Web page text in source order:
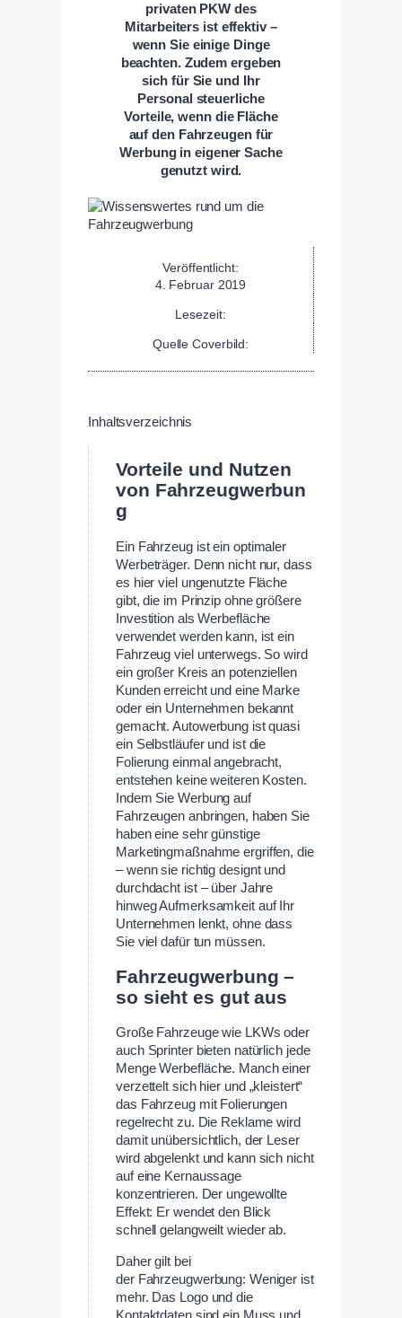
privaten PKW des
Mitarbeiters ist effektiv –
wenn Sie einige Dinge
beachten. Zudem ergeben
sich für Sie und Ihr
Personal steuerliche
Vorteile, wenn die Fläche
auf den Fahrzeugen für
Werbung in eigener Sache
genutzt wird.
Veröffentlicht:
4. Februar 2019
Lesezeit:
Quelle Coverbild:
Inhaltsverzeichnis
Vorteile und Nutzen
von Fahrzeugwerbun
g
Ein Fahrzeug ist ein optimaler
Werbeträger. Denn nicht nur, dass
es hier viel ungenutzte Fläche
gibt, die im Prinzip ohne größere
Investition als Werbefläche
verwendet werden kann, ist ein
Fahrzeug viel unterwegs. So wird
ein großer Kreis an potenziellen
Kunden erreicht und eine Marke
oder ein Unternehmen bekannt
gemacht. Autowerbung ist quasi
ein Selbstläufer und ist die
Folierung einmal angebracht,
entstehen keine weiteren Kosten.
Indem Sie Werbung auf
Fahrzeugen anbringen, haben Sie
haben eine sehr günstige
Marketingmaßnahme ergriffen, die
– wenn sie richtig designt und
durchdacht ist – über Jahre
hinweg Aufmerksamkeit auf Ihr
Unternehmen lenkt, ohne dass
Sie viel dafür tun müssen.
Fahrzeugwerbung –
so sieht es gut aus
Große Fahrzeuge wie LKWs oder
auch Sprinter bieten natürlich jede
Menge Werbefläche. Manch einer
verzettelt sich hier und „kleistert“
das Fahrzeug mit Folierungen
regelrecht zu. Die Reklame wird
damit unübersichtlich, der Leser
wird abgelenkt und kann sich nicht
auf eine Kernaussage
konzentrieren. Der ungewollte
Effekt: Er wendet den Blick
schnell gelangweilt wieder ab.
Daher gilt bei
der Fahrzeugwerbung: Weniger ist
mehr. Das Logo und die